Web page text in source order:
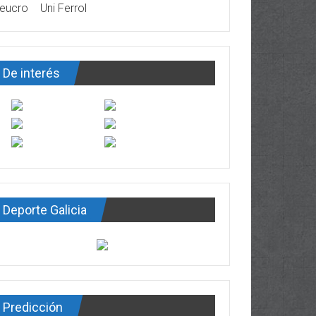
Uni Ferrol
De interés
Deporte Galicia
Predicción